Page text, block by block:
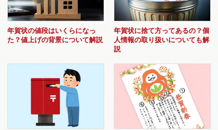
年賀状の値段はいくらになっ
た？値上げの背景について解説
年賀状に捨て方ってあるの？個
人情報の取り扱いについても解
説